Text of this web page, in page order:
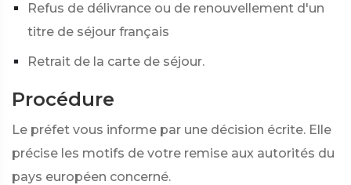
Refus de délivrance ou de renouvellement d'un
titre de séjour français
Retrait de la carte de séjour.
Procédure
Le préfet vous informe par une décision écrite. Elle
précise les motifs de votre remise aux autorités du
pays européen concerné.